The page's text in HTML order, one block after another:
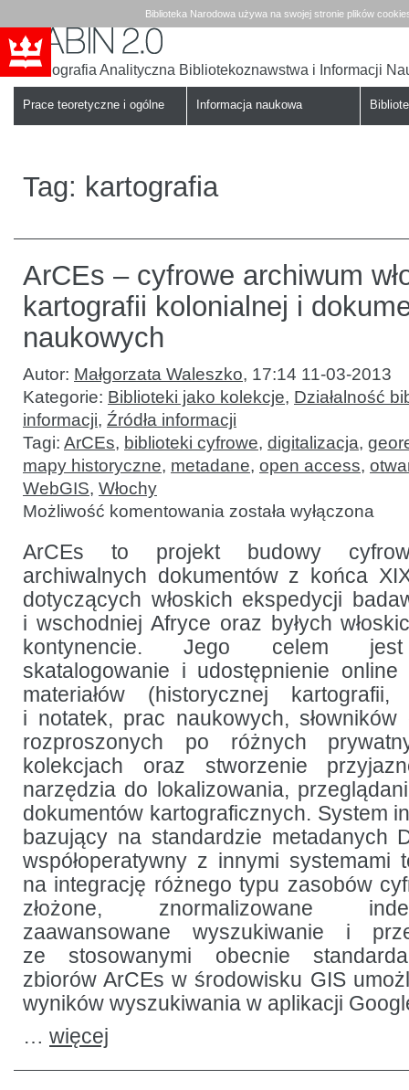
Biblioteka Narodowa używa na swojej stronie plików
Babin
Bibliografia Analityczna Bibliotekoznawstwa i Informacji
Prace teoretyczne i ogólne Informacja naukowa
Tag: kartografia
ArCEs – cyfrowe archiwum
kartografii kolonialnej i
naukowych
Autor: Małgorzata Waleszko, 17:14 11-03-2013
Kategorie: Biblioteki jako kolekcje, Działalność
informacji, Źródła informacji
Tagi: ArCEs, biblioteki cyfrowe, digitalizacja,
mapy historyczne, metadane, open access,
WebGIS, Włochy
Możliwość komentowania ArCEs
–
archiwum
włoskiej
kartografii
i dokumentacji
naukowych
została wyłączona
ArCEs to projekt budowy
archiwalnych dokumentów z końca
dotyczących włoskich ekspedycji
i wschodniej Afryce oraz byłych
kontynencie. Jego celem jest
skatalogowanie i udostępnienie
materiałów (historycznej
i notatek, prac naukowych, słowników
rozproszonych po różnych
kolekcjach oraz stworzenie
narzędzia do lokalizowania,
dokumentów kartograficznych. System
bazujący na standardzie metadanych
współoperatywny z innymi systemami
na integrację różnego typu zasobów
złożone, znormalizowane
zaawansowane wyszukiwanie i
ze stosowanymi obecnie
zbiorów ArCEs w środowisku GIS
wyników wyszukiwania w aplikacji
… więcej